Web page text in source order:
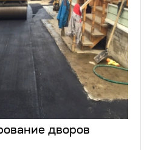
дворов